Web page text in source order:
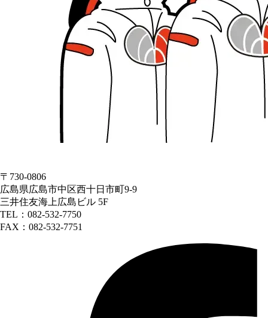
〒730-0806
広島県広島市中区西十日市町9-9
三井住友海上広島ビル 5F
TEL：082-532-7750
FAX：082-532-7751